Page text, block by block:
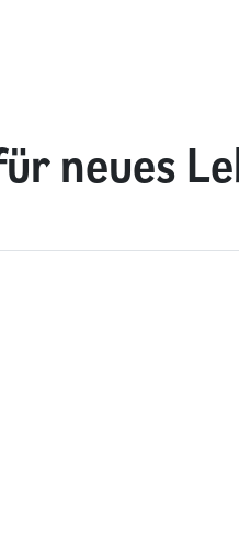
neues